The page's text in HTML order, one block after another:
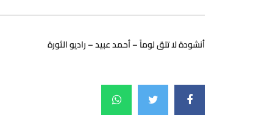
أنشودة لا تلق لوماً – أحمد عبيد – راديو الثورة